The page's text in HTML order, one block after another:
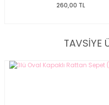
260,00 TL
TAVSİYE